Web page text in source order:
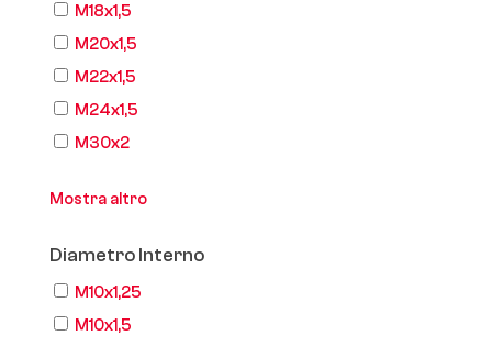
M18x1,5
M20x1,5
M22x1,5
M24x1,5
M30x2
Mostra altro
Diametro Interno
M10x1,25
M10x1,5